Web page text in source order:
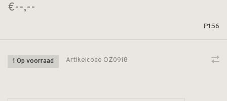
€--,--
P156
1 Op voorraad Artikelcode OZ0918